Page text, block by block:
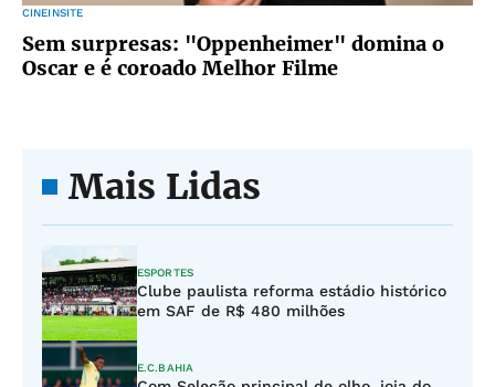
CINEINSITE
Sem surpresas: "Oppenheimer" domina o
Oscar e é coroado Melhor Filme
Mais Lidas
ESPORTES
Clube paulista reforma estádio histórico
em SAF de R$ 480 milhões
E.C.BAHIA